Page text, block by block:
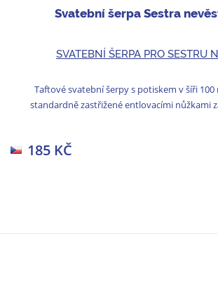
Svatební šerpa Sestra
SVATEBNÍ ŠERPA PRO SESTRU
Taftové svatební šerpy s potiskem v šíři
standardně zastřižené entlovacími nůžkami
185 KČ